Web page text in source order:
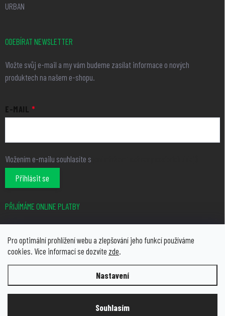
Pro optimální prohlížení webu a zlepšování jeho funkcí používáme
cookies. Více informací se dozvíte zde.
Nastavení
Souhlasím
URBAN
ODEBÍRAT NEWSLETTER
Vložte svůj e-mail a my vám budeme zasílat informace o nových
produktech na našem e-shopu.
E-MAIL
Vložením e-mailu souhlasíte s
Přihlásit se
PŘIJÍMÁME ONLINE PLATBY
Copyright 2026growcity.cz. Všechna práva vyhrazena.Upravit